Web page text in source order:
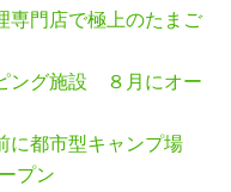
専門店で極上のたまご
ング施設 ８月にオー
に都市型キャンプ場
プン